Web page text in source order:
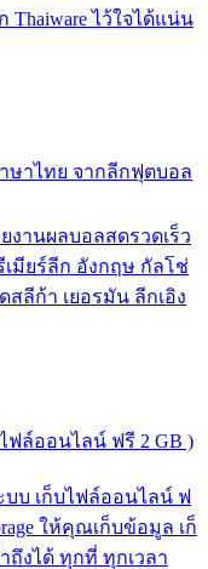
ไว้ใจได้แน่น
ษาไทย จากลีกฟุตบอล
งานผลบอลสดรวดเร็ว
มียร์ลีก อังกฤษ กัลโช่
สลีก้า เยอรมัน ลีกเอิง
ฟล์ออนไลน์ ฟรี 2 GB )
บบ เก็บไฟล์ออนไลน์ ฟ
ให้คุณเก็บข้อมูล เก็
ถึงได้ ทุกที่ ทุกเวลา